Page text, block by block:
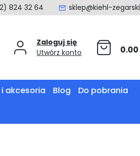
824 32 64 sklep@kiehl-
Zaloguj się
Utwórz konto
0.00
akcesoria Blog
Do pobrania